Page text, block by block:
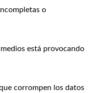
o
está provocando
corrompen los datos